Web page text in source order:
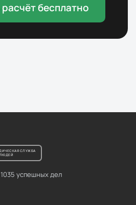
бесплатно
СЛУЖБА
1035 успешных дел